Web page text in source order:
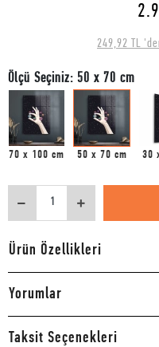
249,92 TL
Ölçü Seçiniz: 50 x 70 cm
70 x 100 cm 50 x 70 cm 30
Ürün Özellikleri
Yorumlar
Taksit Seçenekleri